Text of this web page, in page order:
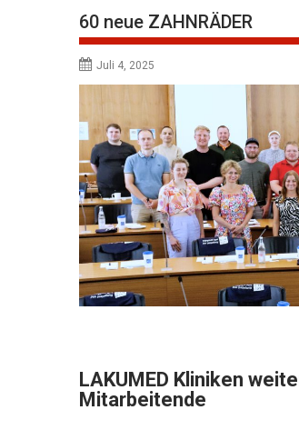
60 neue ZAHNRÄDER
Juli 4, 2025
LAKUMED Kliniken
Mitarbeitende